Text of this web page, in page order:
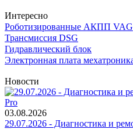
Интересно
Роботизированные АКПП VAG
Трансмиссия DSG
Гидравлический блок
Электронная плата
Новости
03.08.2026
29.07.2026 - Диагностика и